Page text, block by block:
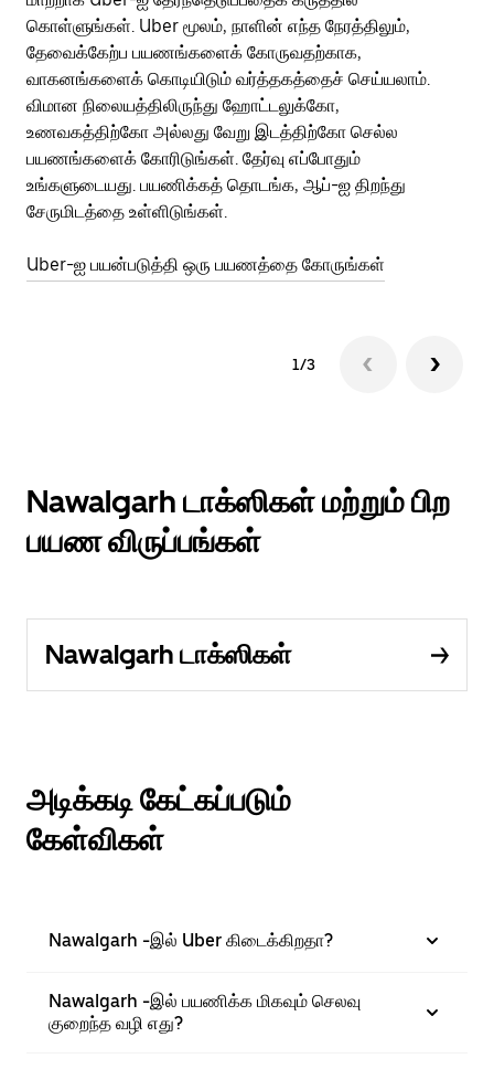
கொள்ளுங்கள். Uber மூலம், நாளின் எந்த நேரத்திலும்,
தேவைக்கேற்ப பயணங்களைக் கோருவதற்காக,
வாகனங்களைக் கொடியிடும் வர்த்தகத்தைச் செய்யலாம்.
விமான நிலையத்திலிருந்து ஹோட்டலுக்கோ,
உணவகத்திற்கோ அல்லது வேறு இடத்திற்கோ செல்ல
பயணங்களைக் கோரிடுங்கள். தேர்வு எப்போதும்
உங்களுடையது. பயணிக்கத் தொடங்க, ஆப்-ஐ திறந்து
சேருமிடத்தை உள்ளிடுங்கள்.
Uber-ஐ பயன்படுத்தி ஒரு பயணத்தை கோருங்கள்
1/3
Nawalgarh டாக்ஸிகள் மற்றும் பிற
பயண விருப்பங்கள்
Nawalgarh டாக்ஸிகள்
அடிக்கடி கேட்கப்படும்
கேள்விகள்
Nawalgarh -இல் Uber கிடைக்கிறதா?
Nawalgarh -இல் பயணிக்க மிகவும் செலவு
குறைந்த வழி எது?